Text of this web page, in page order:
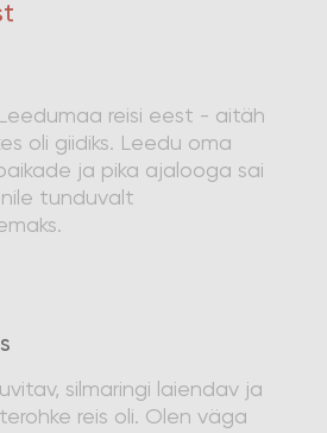
reisi eest - aitäh
oli giidiks. Leedu oma
ja pika ajalooga sai
tunduvalt
silmaringi laiendav ja
reis oli. Olen väga